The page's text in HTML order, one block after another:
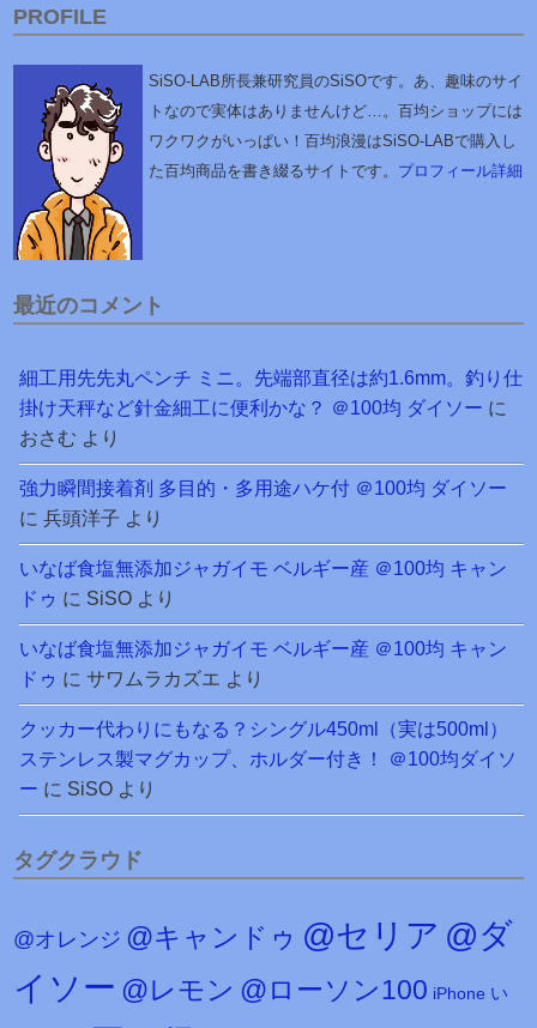
PROFILE
SiSO-LAB所長兼研究員のSiSOです。あ、趣味のサイ
トなので実体はありませんけど…。百均ショップには
ワクワクがいっぱい！百均浪漫はSiSO-LABで購入し
た百均商品を書き綴るサイトです。 プロフィール詳細
最近のコメント
細工用先先丸ペンチ ミニ。先端部直径は約1.6mm。釣り仕
掛け天秤など針金細工に便利かな？ ＠100均 ダイソー に
おさむ より
強力瞬間接着剤 多目的・多用途ハケ付 ＠100均 ダイソー
に兵頭洋子 より
いなば食塩無添加ジャガイモ ベルギー産 ＠100均 キャン
ドゥ に SiSO より
いなば食塩無添加ジャガイモ ベルギー産 ＠100均 キャン
ドゥ にサワムラカズエ より
クッカー代わりにもなる？シングル450ml（実は500ml）
ステンレス製マグカップ、ホルダー付き！ ＠100均ダイソ
ー に SiSO より
タグクラウド
@オレンジ @キャンドゥ @セリア @ダ
イソー @レモン @ローソン100 iPhone い